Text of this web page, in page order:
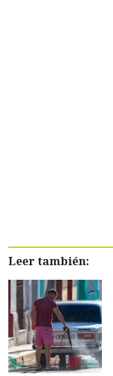
Leer también: